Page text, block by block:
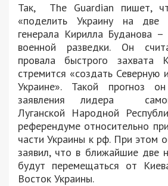
Так, The Guardian пишет,
«поделить Украину на две
генерала Кирилла Буданова –
военной разведки. Он
провала быстрого захвата
стремится «создать
Украине». Такой прогноз
заявления лидера
Луганской Народной
референдуме относительно
части Украины к рф. При этом
заявил, что в ближайшие две
будут перемещаться от
Восток Украины.